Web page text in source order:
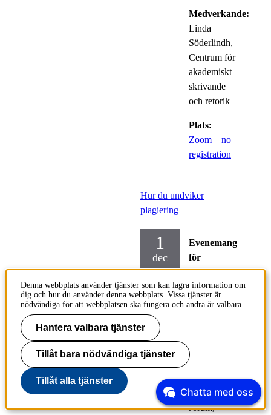
Medverkande:
Linda
Söderlindh,
Centrum för
akademiskt
skrivande
och retorik
Plats:
Zoom – no
registration
Hur du undviker
plagiering
1
dec
Evenemang
för
studenter
Tisdag
2026-12-01,
Ida Pinho
och Ika
Jorum,
Denna webbplats använder tjänster som kan lagra information om
dig och hur du använder denna webbplats. Vissa tjänster är
nödvändiga för att webbplatsen ska fungera och andra är valbara.
Hantera valbara tjänster
Tillåt bara nödvändiga tjänster
Tillåt alla tjänster
Chatta med oss